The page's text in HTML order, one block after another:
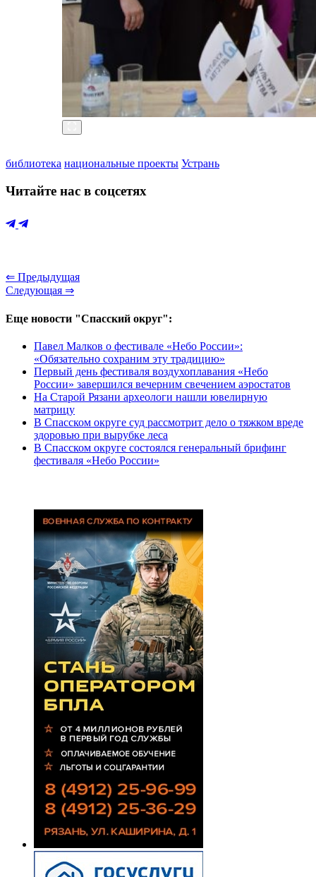
библиотека национальные проекты Устрань
Читайте нас в соцсетях
⇐ Предыдущая
Следующая ⇒
Еще новости "Спасский округ":
Павел Малков о фестивале «Небо России»:
«Обязательно сохраним эту традицию»
Первый день фестиваля воздухоплавания «Небо
России» завершился вечерним свечением аэростатов
На Старой Рязани археологи нашли ювелирную
матрицу
В Спасском округе суд рассмотрит дело о тяжком вреде
здоровью при вырубке леса
В Спасском округе состоялся генеральный брифинг
фестиваля «Небо России»